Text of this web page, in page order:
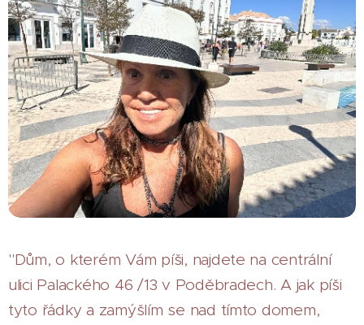
"Dům, o kterém Vám píši, najdete na centrální
ulici Palackého 46 /13 v Poděbradech. A jak píši
tyto řádky a zamýšlím se nad tímto domem,